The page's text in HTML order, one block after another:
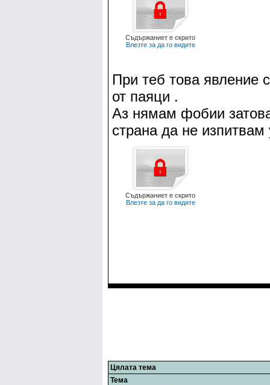
Съдържаниет е скрито
Влезте за да го видите
При теб това явление
от паяци .
Аз нямам фобии
страна да не изпитвам
Съдържаниет е скрито
Влезте за да го видите
Цялата тема
Тема